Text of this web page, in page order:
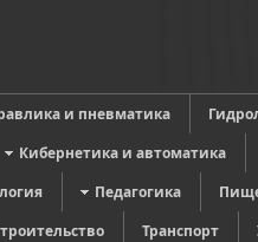
и пневматика
Кибернетика и автоматика
Педагогика
Транспорт